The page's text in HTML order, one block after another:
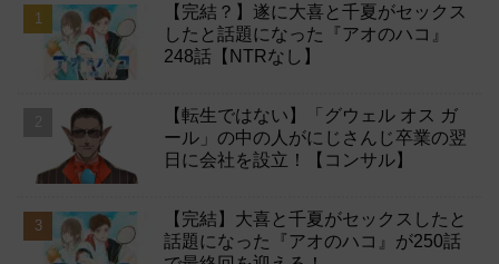
【完結？】遂に大喜と千夏がセックス
したと話題になった『アオのハコ』
248話【NTRなし】
【転生ではない】「グウェル オス ガ
ール」の中の人がにじさんじ卒業の翌
日に会社を設立！【コンサル】
【完結】大喜と千夏がセックスしたと
話題になった『アオのハコ』が250話